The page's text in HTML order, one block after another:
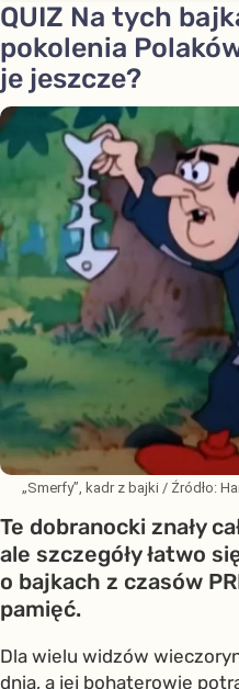
QUIZ Na tych
pokolenia
je jeszcze?
„Smerfy”, kadr z bajki / Źródło:
Te dobranocki znały
ale szczegóły łatwo
o bajkach z czasów
pamięć.
Dla wielu widzów
dnia, a jej bohaterowie